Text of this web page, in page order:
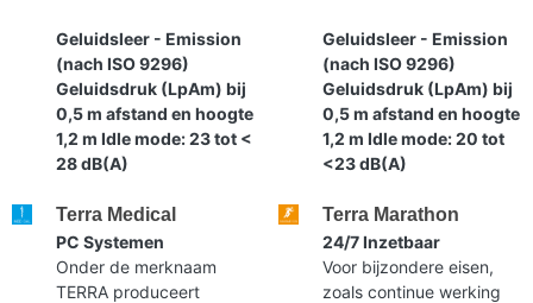
Geluidsleer - Emission
(nach ISO 9296)
Geluidsdruk (LpAm) bij
0,5 m afstand en hoogte
1,2 m Idle mode: 23 tot <
28 dB(A)
Geluidsleer - Emission
(nach ISO 9296)
Geluidsdruk (LpAm) bij
0,5 m afstand en hoogte
1,2 m Idle mode: 20 tot
<23 dB(A)
Terra Medical
PC Systemen
Onder de merknaam
TERRA produceert
Terra Marathon
24/7 Inzetbaar
Voor bijzondere eisen,
zoals continue werking